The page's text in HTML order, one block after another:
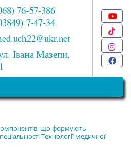
76-57-386
7-47-34
Івана Мазепи,
компонентів, що формують
Технології медичної